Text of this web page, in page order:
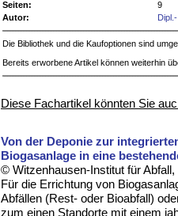
Seiten:
9
Autor:
Die Bibliothek und die Kaufoptionen sind
Bereits erworbene Artikel können weiterhin
Diese Fachartikel könnten Sie
Von der Deponie zur
Biogasanlage in eine
© Witzenhausen-Institut für
Für die Errichtung von
Abfällen (Rest- oder Bioabfall)
zum einen Standorte mit einem